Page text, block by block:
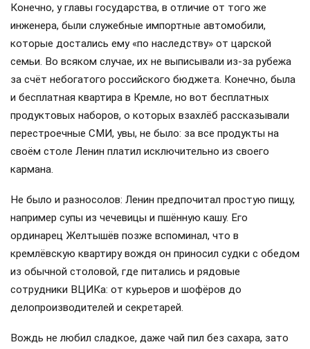
Конечно, у главы государства, в отличие от того же
инженера, были служебные импортные автомобили,
которые достались ему «по наследству» от царской
семьи. Во всяком случае, их не выписывали из-за рубежа
за счёт небогатого российского бюджета. Конечно, была
и бесплатная квартира в Кремле, но вот бесплатных
продуктовых наборов, о которых взахлёб рассказывали
перестроечные СМИ, увы, не было: за все продукты на
своём столе Ленин платил исключительно из своего
кармана.
Не было и разносолов: Ленин предпочитал простую пищу,
например супы из чечевицы и пшённую кашу. Его
ординарец Желтышёв позже вспоминал, что в
кремлёвскую квартиру вождя он приносил судки с обедом
из обычной столовой, где питались и рядовые
сотрудники ВЦИКа: от курьеров и шофёров до
делопроизводителей и секретарей.
Вождь не любил сладкое, даже чай пил без сахара, зато